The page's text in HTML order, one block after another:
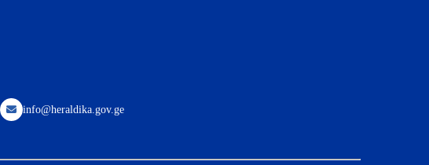
info@heraldika.gov.ge